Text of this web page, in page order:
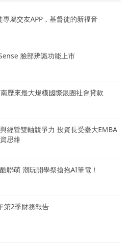
專屬交友APP，基督徒的新福音
臉部辨識功能上市
歷來最大規模國際銀團社會貸款
經營雙軸競爭力 投資長受臺大EMBA
思維
聯萌 潮玩開學祭搶抱AI筆電！
第2季財務報告